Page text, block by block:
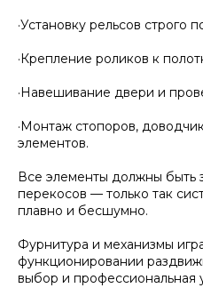
·Установку рельсов строго
·Крепление роликов к
·Навешивание двери и
·Монтаж стопоров,
элементов.
Все элементы должны быть
перекосов — только так
плавно и бесшумно.
Фурнитура и механизмы
функционировании
выбор и профессиональная